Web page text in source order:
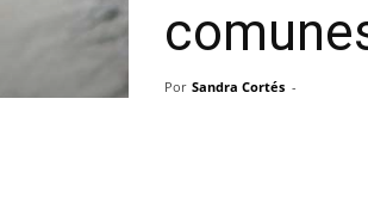
Por Sandra Cortés -